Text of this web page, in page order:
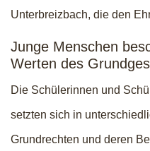
Unterbreizbach, die den
Junge Menschen
Werten des
Die Schülerinnen und
setzten sich in
Grundrechten und deren